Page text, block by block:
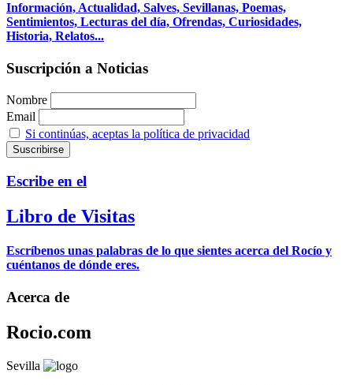
Información, Actualidad, Salves, Sevillanas, Poemas,
Sentimientos, Lecturas del día, Ofrendas, Curiosidades,
Historia, Relatos...
Suscripción a Noticias
Nombre
Email
Si continúas, aceptas la política de privacidad
Escribe en el
Libro de Visitas
Escríbenos unas palabras de lo que sientes acerca del Rocío y
cuéntanos de dónde eres.
Acerca de
Rocio.com
Sevilla